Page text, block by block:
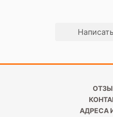
АДРЕСА